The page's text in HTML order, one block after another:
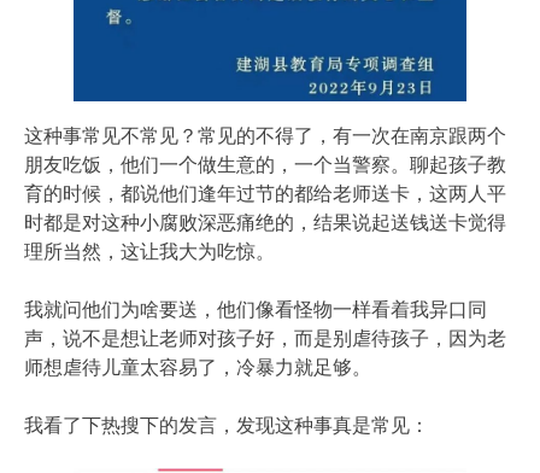
这种事常见不常见？常见的不得了，有一次在南京跟两个
朋友吃饭，他们一个做生意的，一个当警察。聊起孩子教
育的时候，都说他们逢年过节的都给老师送卡，这两人平
时都是对这种小腐败深恶痛绝的，结果说起送钱送卡觉得
理所当然，这让我大为吃惊。
我就问他们为啥要送，他们像看怪物一样看着我异口同
声，说不是想让老师对孩子好，而是别虐待孩子，因为老
师想虐待儿童太容易了，冷暴力就足够。
我看了下热搜下的发言，发现这种事真是常见：